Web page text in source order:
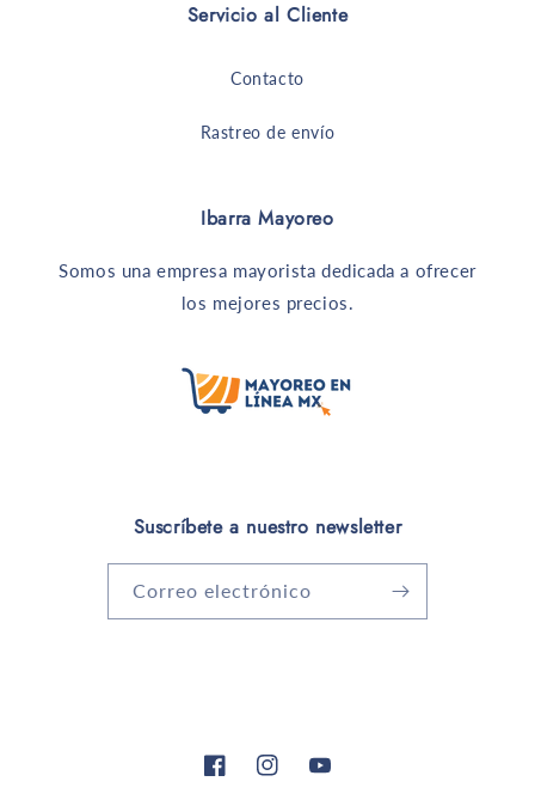
Servicio al Cliente
Contacto
Rastreo de envío
Ibarra Mayoreo
Somos una empresa mayorista dedicada a ofrecer
los mejores precios.
Suscríbete a nuestro newsletter
Correo electrónico
FacebookInstagramYouTube